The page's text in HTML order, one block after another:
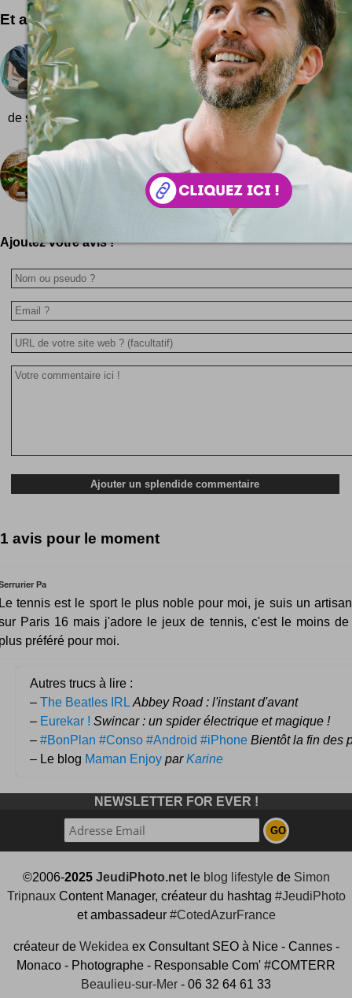
Et aussi ...
Flowboard
C'est quoi le flowboard ? C'est comme du
beaucoup plus de flow ! :) Le flowboard c'est
de skateboard classique avec un arceau en arc de cercle
Hamburger de tortue
Varier son alimentation, c'est important ! Le Turtle
vous apporter saveur et exotisme !
Ajoutez votre avis !
1 avis pour le moment
Pa
tennis est le sport le plus noble pour moi, je suis un
Paris 16 mais j'adore le jeux de tennis, c'est le moins
préféré pour moi.
Autres trucs à lire :
– The Beatles IRL Abbey Road : l'instant d'avant
– Eurekar ! Swincar : un spider électrique et magique !
– #BonPlan #Conso #Android #iPhone Bientôt la fin des
– Le blog Maman Enjoy parKarine
NEWSLETTER FOR EVER !
©2006-2025 JeudiPhoto.netle blog lifestylede Simon
TripnauxContent Manager, créateur du hashtag #JeudiPhoto
et ambassadeur #CotedAzurFrance
créateur de Wekidea ex Consultant SEO à Nice - Cannes -
Monaco - Photographe - Responsable Com' #COMTERR
Beaulieu-sur-Mer - 06 32 64 61 33